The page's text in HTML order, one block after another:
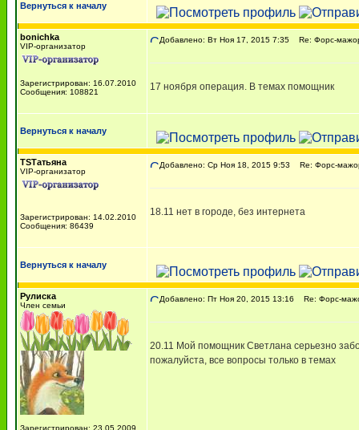
Вернуться к началу
bonichka
VIP-организатор
Зарегистрирован: 16.07.2010
Сообщения: 108821
Добавлено: Вт Ноя 17, 2015 7:35 Re: Форс-
17 ноября операция. В темах помощник
Вернуться к началу
TSТатьяна
VIP-организатор
Зарегистрирован: 14.02.2010
Сообщения: 86439
Добавлено: Ср Ноя 18, 2015 9:53 Re: Форс-
18.11 нет в городе, без интернета
Вернуться к началу
Рулиска
Член семьи
Зарегистрирован: 23.05.2009
Добавлено: Пт Ноя 20, 2015 13:16 Re: Форс-
20.11 Мой помощник Светлана серьезно
пожалуйста, все вопросы только в темах